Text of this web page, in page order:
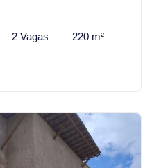
2 Vagas 220 m²